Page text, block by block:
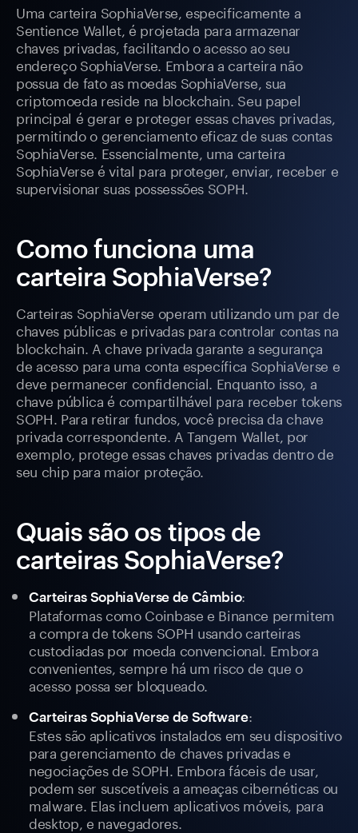
Uma carteira SophiaVerse, especificamente a
Sentience Wallet, é projetada para armazenar
chaves privadas, facilitando o acesso ao seu
endereço SophiaVerse. Embora a carteira não
possua de fato as moedas SophiaVerse, sua
criptomoeda reside na blockchain. Seu papel
principal é gerar e proteger essas chaves privadas,
permitindo o gerenciamento eficaz de suas contas
SophiaVerse. Essencialmente, uma carteira
SophiaVerse é vital para proteger, enviar, receber e
supervisionar suas possessões SOPH.
Como funciona uma
carteira SophiaVerse?
Carteiras SophiaVerse operam utilizando um par de
chaves públicas e privadas para controlar contas na
blockchain. A chave privada garante a segurança
de acesso para uma conta específica SophiaVerse e
deve permanecer confidencial. Enquanto isso, a
chave pública é compartilhável para receber tokens
SOPH. Para retirar fundos, você precisa da chave
privada correspondente. A Tangem Wallet, por
exemplo, protege essas chaves privadas dentro de
seu chip para maior proteção.
Quais são os tipos de
carteiras SophiaVerse?
Carteiras SophiaVerse de Câmbio:
Plataformas como Coinbase e Binance permitem
a compra de tokens SOPH usando carteiras
custodiadas por moeda convencional. Embora
convenientes, sempre há um risco de que o
acesso possa ser bloqueado.
Carteiras SophiaVerse de Software:
Estes são aplicativos instalados em seu dispositivo
para gerenciamento de chaves privadas e
negociações de SOPH. Embora fáceis de usar,
podem ser suscetíveis a ameaças cibernéticas ou
malware. Elas incluem aplicativos móveis, para
desktop, e navegadores.